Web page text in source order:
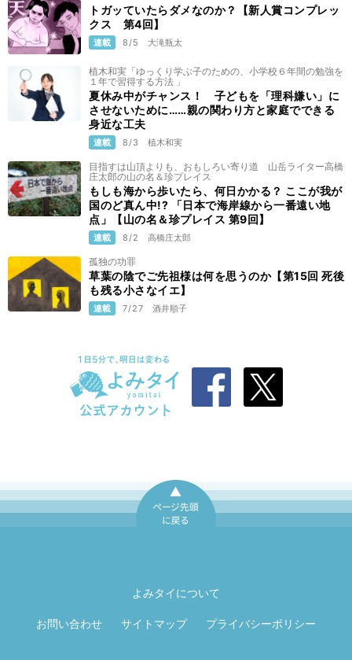
トガッていたらダメなのか？【新人賞コンプレッ
クス 第4回】
連載 8/5 大滝瓶太
植木和実「ゆっくり学ぶ子のための、小学校６年間の勉強を
１年で習得する方法 」
夏休み中がチャンス！ 子どもを「理科嫌い」に
させないために……親の関わり方と家庭でできる
身近な工夫
連載 8/3 植木和実
目指すは山頂よりも、おもしろい寄り道 山岳ライター高橋
庄太郎の山の名＆珍プレイス
もしも海から歩いたら、何日かかる？ ここが我が
国のど真ん中!? 「日本で海岸線から一番遠い地
点」【山の名＆珍プレイス 第9回】
連載 8/2 高橋庄太郎
孤独の功罪
草葉の陰でご先祖様は何を思うのか【第15回 死後
も残る小さなイエ】
連載 7/27 酒井順子
よみタイについて
お問い合わせ サイトマップ プライバシーポリシー